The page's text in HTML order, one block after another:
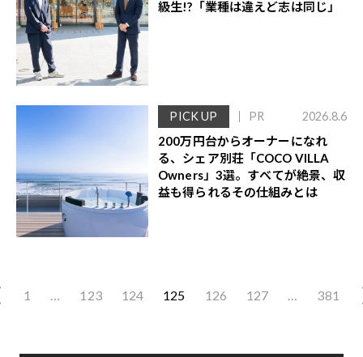
級生!?「業種は違えど志は同じ」
PICK UP PR 2026.8.6
200万円台からオーナーになれ
る、シェア別荘「COCO VILLA
Owners」3選。すべてが絶景、収
益も得られるその仕組みとは
1 … 123 124 125 126 127 … 381